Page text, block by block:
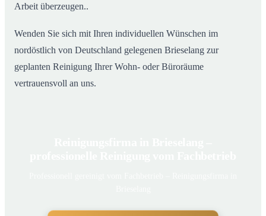
Arbeit überzeugen..
Wenden Sie sich mit Ihren individuellen Wünschen im
nordöstlich von Deutschland gelegenen Brieselang zur
geplanten Reinigung Ihrer Wohn- oder Büroräume
vertrauensvoll an uns.